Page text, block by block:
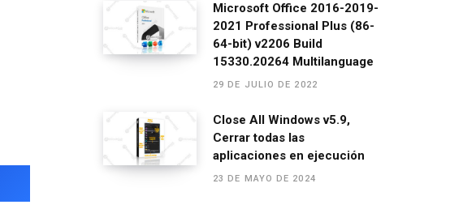
Microsoft Office 2016-2019-
2021 Professional Plus (86-
64-bit) v2206 Build
15330.20264 Multilanguage
29 DE JULIO DE 2022
Close All Windows v5.9,
Cerrar todas las
aplicaciones en ejecución
23 DE MAYO DE 2024